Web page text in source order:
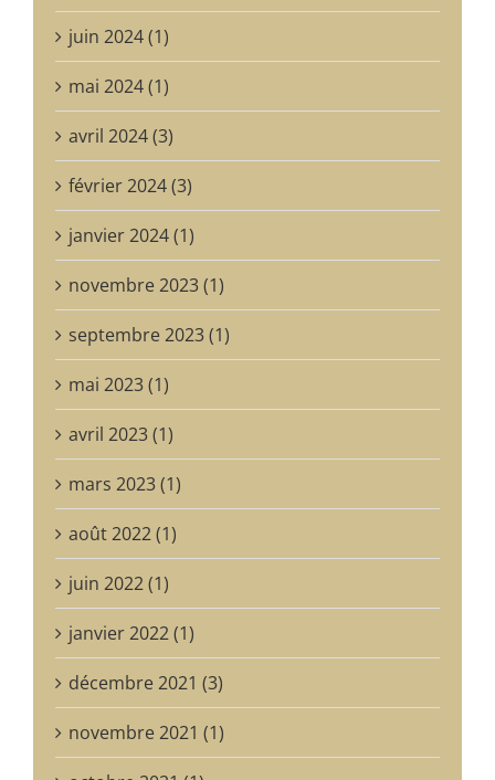
juin 2024 (1)
mai 2024 (1)
avril 2024 (3)
février 2024 (3)
janvier 2024 (1)
novembre 2023 (1)
septembre 2023 (1)
mai 2023 (1)
avril 2023 (1)
mars 2023 (1)
août 2022 (1)
juin 2022 (1)
janvier 2022 (1)
décembre 2021 (3)
novembre 2021 (1)